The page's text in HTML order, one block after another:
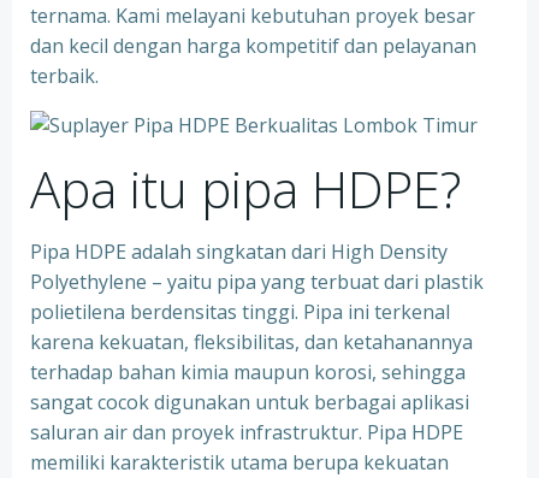
ternama. Kami melayani kebutuhan proyek besar
dan kecil dengan harga kompetitif dan pelayanan
terbaik.
Apa itu pipa HDPE?
Pipa HDPE adalah singkatan dari High Density
Polyethylene – yaitu pipa yang terbuat dari plastik
polietilena berdensitas tinggi. Pipa ini terkenal
karena kekuatan, fleksibilitas, dan ketahanannya
terhadap bahan kimia maupun korosi, sehingga
sangat cocok digunakan untuk berbagai aplikasi
saluran air dan proyek infrastruktur. Pipa HDPE
memiliki karakteristik utama berupa kekuatan